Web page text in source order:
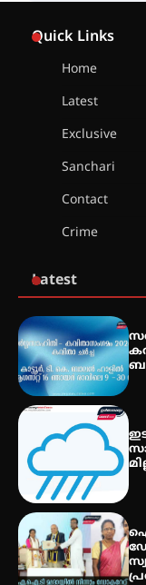
Quick Links
Home
Latest
Exclusive
Sanchari
Contact
Crime
Latest